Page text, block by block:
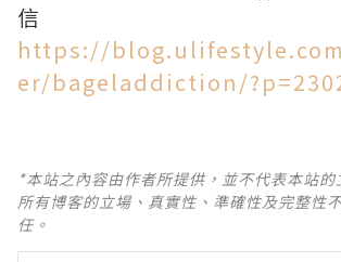
信
https://
er/bageladdiction/
*本站之內容由作者所提供，並不代表本站
所有博客的立場、真實性、準確性及完整性
任。